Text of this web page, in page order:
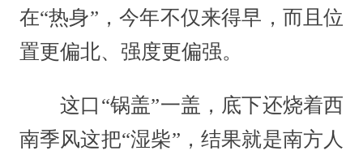
在“热身”，今年不仅来得早，而且位
置更偏北、强度更偏强。
这口“锅盖”一盖，底下还烧着西
南季风这把“湿柴”，结果就是南方人